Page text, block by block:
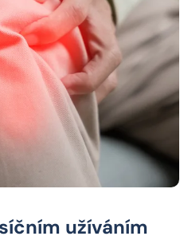
užíváním